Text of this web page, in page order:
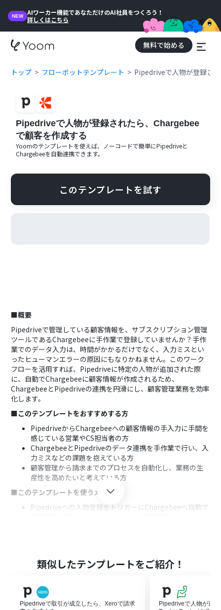
NEW
AIワーカー機能であなただけのAI社員をつくろう！
詳しくはこちら
無料で始める
トップ フローボットテンプレート Pipedriveで人物が登録さ
Pipedriveで人物が登録されたら、Chargebee
で顧客を作成する
Yoomのテンプレートを使えば、ノーコードで簡単にPipedriveと
Chargebeeを自動連携できます。
このテンプレートを試す
■概要
Pipedriveで管理している顧客情報を、サブスクリプション管理
ツールであるChargebeeに手作業で登録していませんか？手作
業でのデータ入力は、時間がかかるだけでなく、入力ミスとい
ったヒューマンエラーの原因にもなりかねません。このワーク
フローを活用すれば、Pipedriveに特定の人物が追加された際
に、自動でChargebeeに顧客情報が作成されるため、
ChargebeeとPipedriveの連携を円滑にし、顧客管理業務を効率
化します。
■このテンプレートをおすすめする方
PipedriveからChargebeeへの顧客情報の手入力に手間を
感じている営業やCS担当者の方
ChargebeeとPipedriveのデータ連携を手作業で行い、入
力ミスなどの課題を抱えている方
顧客管理から請求までのプロセスを自動化し、業務の生
産性を高めたいと考えている方
■このテンプレートを使うメリット
Pipedriveへの人物登録をトリガーにChargebeeへ自動で
■フローボットの流れ
はじめに、ChargebeeとPipedriveをYoomと連携します
次に、トリガーでPipedriveを選択し、「人物が追加され
たら」というアクションを設定します
類似したテンプレートをご紹介！
Pipedriveで取引が成立したら、Xeroで請求
Pipedriveで人物が追